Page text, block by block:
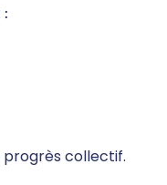
progrès collectif.